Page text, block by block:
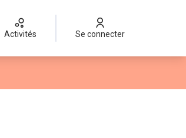
Activités Se connecter